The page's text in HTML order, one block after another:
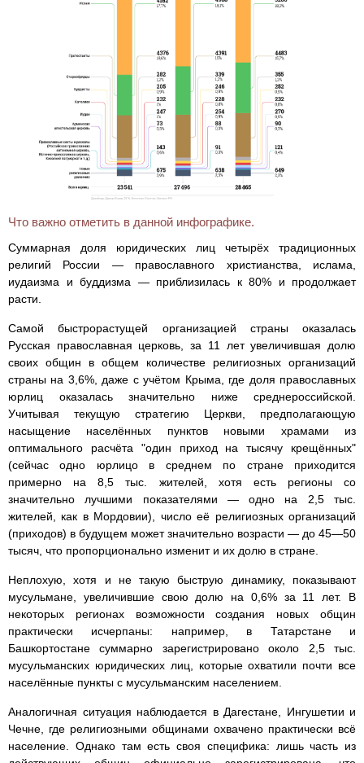
Что важно отметить в данной инфографике.
Суммарная доля юридических лиц четырёх традиционных
религий России — православного христианства, ислама,
иудаизма и буддизма — приблизилась к 80% и продолжает
расти.
Самой быстрорастущей организацией страны оказалась
Русская православная церковь, за 11 лет увеличившая долю
своих общин в общем количестве религиозных организаций
страны на 3,6%, даже с учётом Крыма, где доля православных
юрлиц оказалась значительно ниже среднероссийской.
Учитывая текущую стратегию Церкви, предполагающую
насыщение населённых пунктов новыми храмами из
оптимального расчёта "один приход на тысячу крещённых"
(сейчас одно юрлицо в среднем по стране приходится
примерно на 8,5 тыс. жителей, хотя есть регионы со
значительно лучшими показателями — одно на 2,5 тыс.
жителей, как в Мордовии), число её религиозных организаций
(приходов) в будущем может значительно возрасти — до 45—50
тысяч, что пропорционально изменит и их долю в стране.
Неплохую, хотя и не такую быструю динамику, показывают
мусульмане, увеличившие свою долю на 0,6% за 11 лет. В
некоторых регионах возможности создания новых общин
практически исчерпаны: например, в Татарстане и
Башкортостане суммарно зарегистрировано около 2,5 тыс.
мусульманских юридических лиц, которые охватили почти все
населённые пункты с мусульманским населением.
Аналогичная ситуация наблюдается в Дагестане, Ингушетии и
Чечне, где религиозными общинами охвачено практически всё
население. Однако там есть своя специфика: лишь часть из